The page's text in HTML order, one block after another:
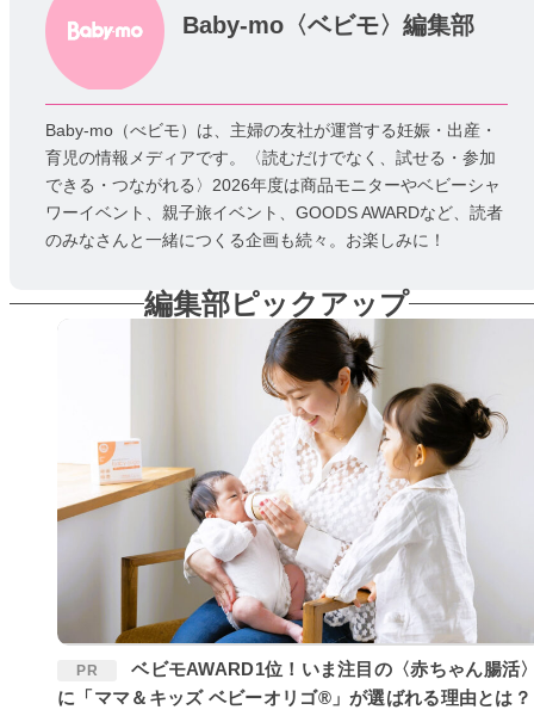
Baby-mo〈ベビモ〉編集部
Baby-mo（べビモ）は、主婦の友社が運営する妊娠・出産・
育児の情報メディアです。〈読むだけでなく、試せる・参加
できる・つながれる〉2026年度は商品モニターやベビーシャ
ワーイベント、親子旅イベント、GOODS AWARDなど、読者
のみなさんと一緒につくる企画も続々。お楽しみに！
編集部ピックアップ
PR
ベビモAWARD1位！いま注目の〈赤ちゃん腸活〉
に「ママ＆キッズ ベビーオリゴ®」が選ばれる理由とは？